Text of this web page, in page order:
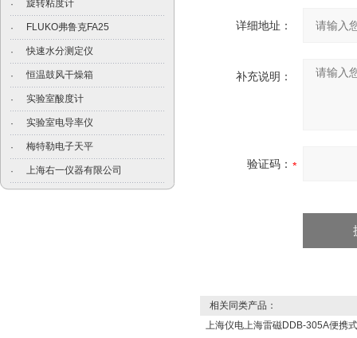
· 旋转粘度计
· FLUKO弗鲁克FA25
· 快速水分测定仪
· 恒温鼓风干燥箱
· 实验室酸度计
· 实验室电导率仪
· 梅特勒电子天平
· 上海右一仪器有限公司
详细地址：
补充说明：
验证码：
相关同类产品：
上海仪电上海雷磁DDB-305A便携